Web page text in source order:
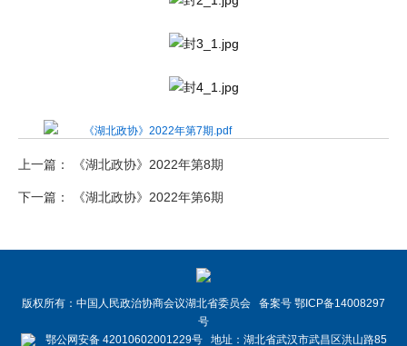
《湖北政协》2022年第7期.pdf
上一篇： 《湖北政协》2022年第8期
下一篇： 《湖北政协》2022年第6期
版权所有：中国人民政治协商会议湖北省委员会 备案号 鄂ICP备14008297
号
鄂公网安备 42010602001229号 地址：湖北省武汉市武昌区洪山路85